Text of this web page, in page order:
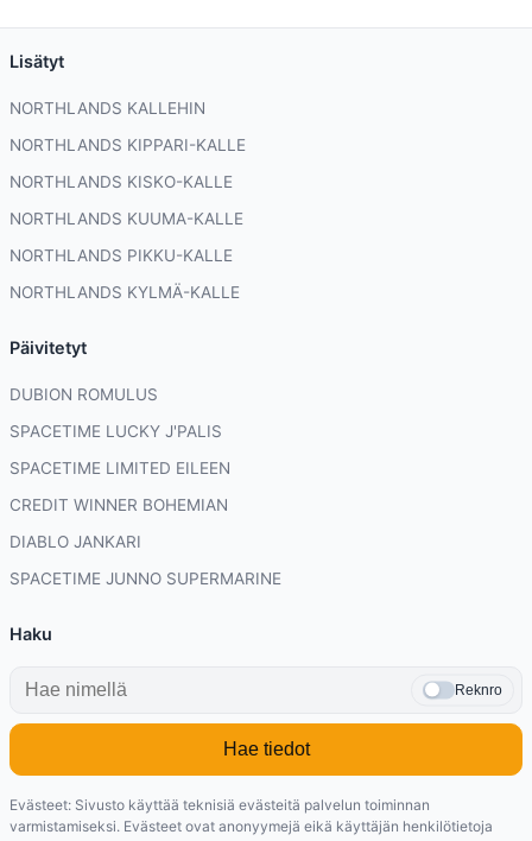
Lisätyt
NORTHLANDS KALLEHIN
NORTHLANDS KIPPARI-KALLE
NORTHLANDS KISKO-KALLE
NORTHLANDS KUUMA-KALLE
NORTHLANDS PIKKU-KALLE
NORTHLANDS KYLMÄ-KALLE
Päivitetyt
DUBION ROMULUS
SPACETIME LUCKY J'PALIS
SPACETIME LIMITED EILEEN
CREDIT WINNER BOHEMIAN
DIABLO JANKARI
SPACETIME JUNNO SUPERMARINE
Haku
Reknro
Hae tiedot
Evästeet: Sivusto käyttää teknisiä evästeitä palvelun toiminnan
varmistamiseksi. Evästeet ovat anonyymejä eikä käyttäjän henkilötietoja